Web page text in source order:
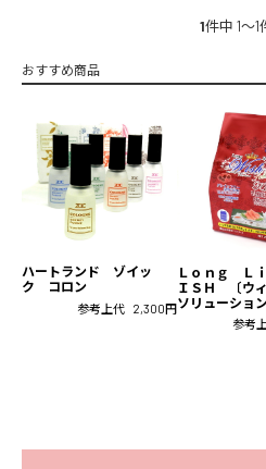
1件中 1〜1
おすすめ商品
ハートランド ゾイッ
ク コロン
参考上代 2,300円
Ｌｏｎｇ Ｌ
ＩＳＨ 〔ウ
ソリューショ
参考